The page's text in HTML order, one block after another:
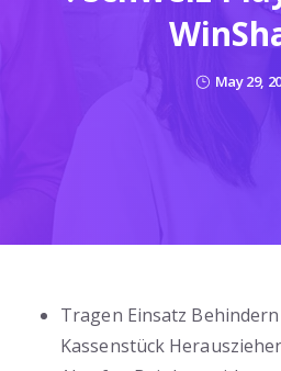
May 29,
Tragen Einsatz
Kassenstück